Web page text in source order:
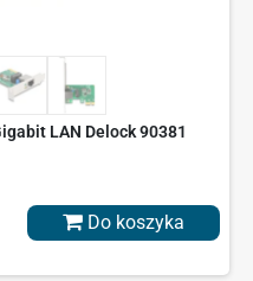
LAN Delock 90381
Do koszyka